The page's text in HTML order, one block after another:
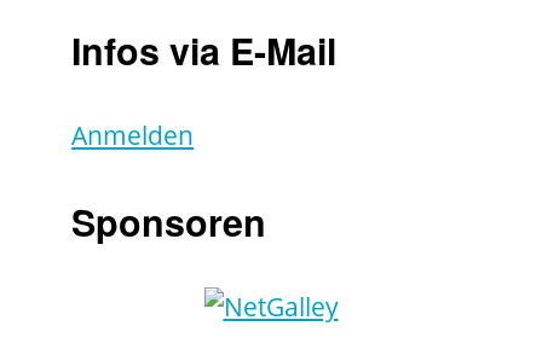
Infos via E-Mail
Anmelden
Sponsoren